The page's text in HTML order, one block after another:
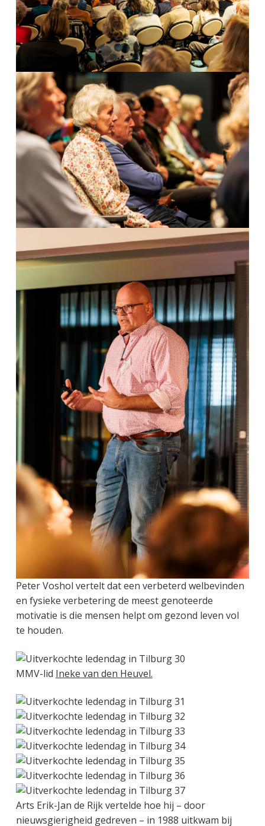
Peter Voshol vertelt dat een verbeterd welbevinden
en fysieke verbetering de meest genoteerde
motivatie is die mensen helpt om gezond leven vol
te houden.
MMV-lid Ineke van den Heuvel.
Arts Erik-Jan de Rijk vertelde hoe hij – door
nieuwsgierigheid gedreven – in 1988 uitkwam bij